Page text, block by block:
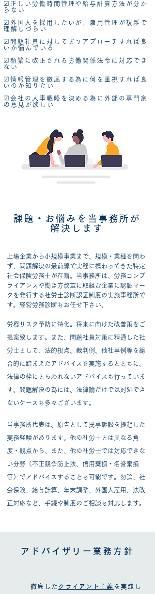
☑正しい労働時間管理や給与計算方法が分か
らない
​☑外国人を採用したいが、雇用管理が複雑で
理解しづらい
☑問題社員に対してどうアプローチすれば良
いか悩んでいる
☑頻繁に改正される労働関係法令に対応でき
ない
​☑情報管理を徹底する為に何を重視すれば良
いのか知りたい
☑会社の人事戦略を決める為に外部の専門家
の意見が欲しい
課題・お悩みを当事務所が
解決します
上場企業から小規模事業まで、規模・業種を問わ
ず、問題解決の最前線で実務に携わってきた特定
社会保険労務士が在籍。当事務所は、労務コンプ
ライアンスや働き方改革に取組む企業に認証マー
クを発行する社労士診断認証制度の実施事務所で
す。経営労務診断もお任せ下さい。
労務リスク予防に特化。将来に向けた改善策をご
提案致します。また、問題社員対策に精通した社
労士として、法的視点、裁判例、他社事例等を総
合的に踏まえたアドバイスを実施するとともに、
法律の枠にとらわれないアドバイスも行っていま
す。問題解決の為には、法律論だけでは対処でき
ないケースも多々ございます。
当事務所代表は、原告として民事訴訟を提起した
実務経験があります。他の社労士とは異なる角
度・観点から、また、他の社労士では対応できな
い分野（不正競争防止法、信用棄損・名誉棄損
等）でアドバイスすることも可能です。勿論、社
会保険、給与計算、年末調整、外国人雇用、法改
正対応など、手続や制度のご相談も対応します。
アドバイザリー業務方針
徹底した クライアント主義 ​を実践し